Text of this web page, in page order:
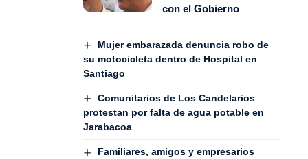
con el Gobierno
Mujer embarazada denuncia robo de
su motocicleta dentro de Hospital en
Santiago
Comunitarios de Los Candelarios
protestan por falta de agua potable en
Jarabacoa
Familiares, amigos y empresarios